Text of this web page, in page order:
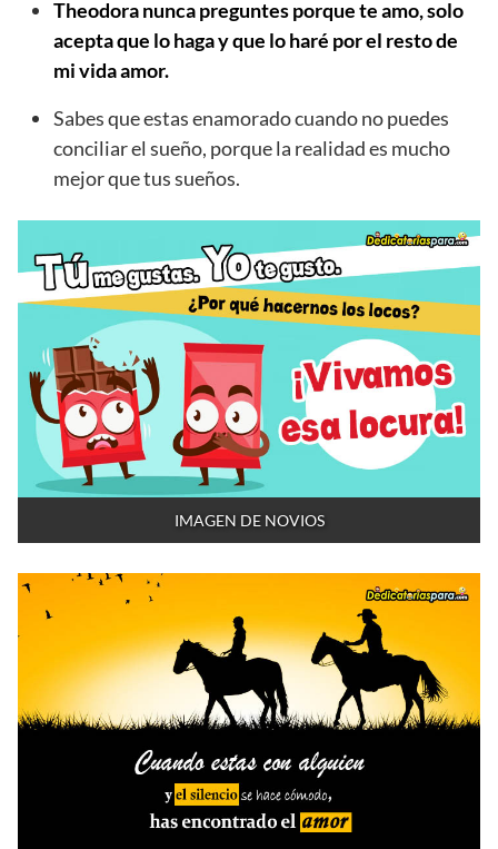
Theodora nunca preguntes porque te amo, solo
acepta que lo haga y que lo haré por el resto de
mi vida amor.
Sabes que estas enamorado cuando no puedes
conciliar el sueño, porque la realidad es mucho
mejor que tus sueños.
IMAGEN DE NOVIOS